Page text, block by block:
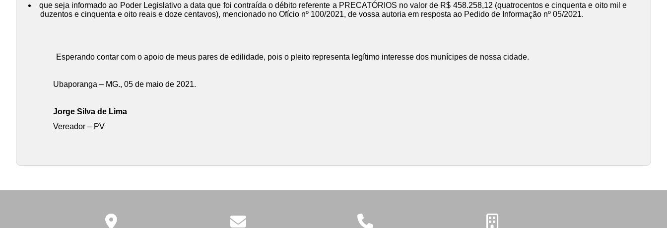
que seja informado ao Poder Legislativo a data que foi contraída o débito referente a PRECATÓRIOS no valor de R$ 458.258,12 (quatrocentos e cinquenta e oito mil e
duzentos e cinquenta e oito reais e doze centavos), mencionado no Ofício nº 100/2021, de vossa autoria em resposta ao Pedido de Informação nº 05/2021.
Esperando contar com o apoio de meus pares de edilidade, pois o pleito representa legítimo interesse dos munícipes de nossa cidade.
Ubaporanga – MG., 05 de maio de 2021.
Jorge Silva de Lima
Vereador – PV